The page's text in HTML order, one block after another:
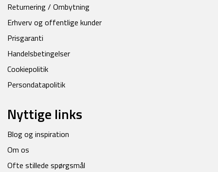
Returnering / Ombytning
Erhverv og offentlige kunder
Prisgaranti
Handelsbetingelser
Cookiepolitik
Persondatapolitik
Nyttige links
Blog og inspiration
Om os
Ofte stillede spørgsmål